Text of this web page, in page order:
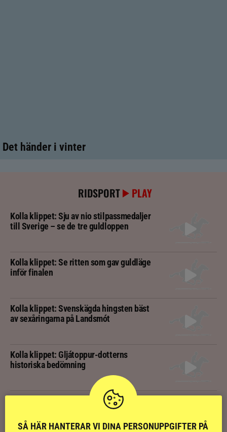
Det händer i vinter
RIDSPORT PLAY
Kolla klippet: Sju av nio stilpassmedaljer
till Sverige – se de tre guldloppen
Kolla klippet: Se ritten som gav guldläge
inför finalen
Kolla klippet: Svenskägda hingsten bäst
av sexåringarna på Landsmót
Kolla klippet: Gljátoppur-dotterns
historiska bedömning
Svensk bakom världens högst bedömda
SÅ HÄR HANTERAR VI DINA PERSONUPPGIFTER PÅ